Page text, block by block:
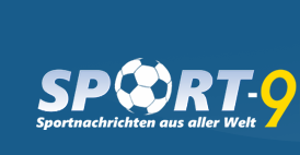
Fußball
Bundesliga